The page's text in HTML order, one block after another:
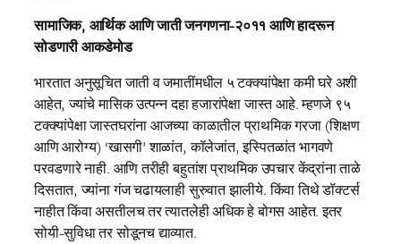
सामाजिक, आर्थिक आणि जाती जनगणना-२०११ आणि हादरून
सोडणारी आकडेमोड
भारतात अनुसूचित जाती व जमातींमधील ५ टक्क्यांपेक्षा कमी घरे अशी
आहेत, ज्यांचे मासिक उत्पन्न दहा हजारांपेक्षा जास्त आहे. म्हणजे ९५
टक्क्यांपेक्षा जास्तघरांना आजच्या काळातील प्राथमिक गरजा (शिक्षण
आणि आरोग्य) ‘खासगी’ शाळांत, कॉलेजांत, इस्पितळांत भागवणे
परवडणारे नाही. आणि तरीही बहुतांश प्राथमिक उपचार केंद्रांना ताळे
दिसतात, ज्यांना गंज चढायलाही सुरुवात झालीये. किंवा तिथे डॉक्टर्स
नाहीत किंवा असतीलच तर त्यातलेही अधिक हे बोगस आहेत. इतर
सोयी-सुविधा तर सोडूनच द्याव्यात.